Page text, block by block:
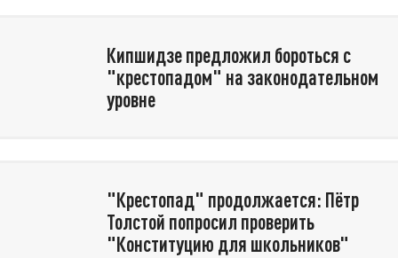
Кипшидзе предложил бороться с
"крестопадом" на законодательном
уровне
"Крестопад" продолжается: Пётр
Толстой попросил проверить
"Конституцию для школьников"